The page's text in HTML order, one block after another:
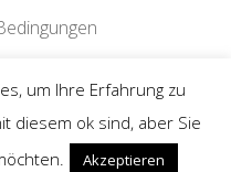
Tag
um Ihre Erfahrung zu
diesem ok sind, aber Sie
Akzeptieren